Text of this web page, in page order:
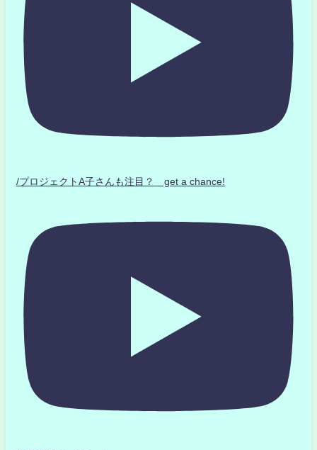
/プロジェクトA子さんも注目？ get a chance!